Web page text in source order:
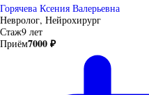
Горячева Ксения Валерьевна
Невролог, Нейрохирург
Стаж9 лет
Приём7000 ₽